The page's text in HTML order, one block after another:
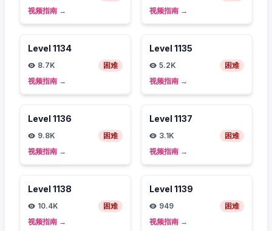
视频指南 →
视频指南 →
Level 1134
8.7K
困难
视频指南 →
Level 1135
5.2K
困难
视频指南 →
Level 1136
9.8K
困难
视频指南 →
Level 1137
3.1K
困难
视频指南 →
Level 1138
10.4K
困难
视频指南 →
Level 1139
949
困难
视频指南 →